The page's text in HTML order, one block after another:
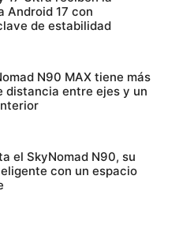
Android 17 con
de estabilidad
N90 MAX tiene más
distancia entre ejes y un
el SkyNomad N90, su
con un espacio